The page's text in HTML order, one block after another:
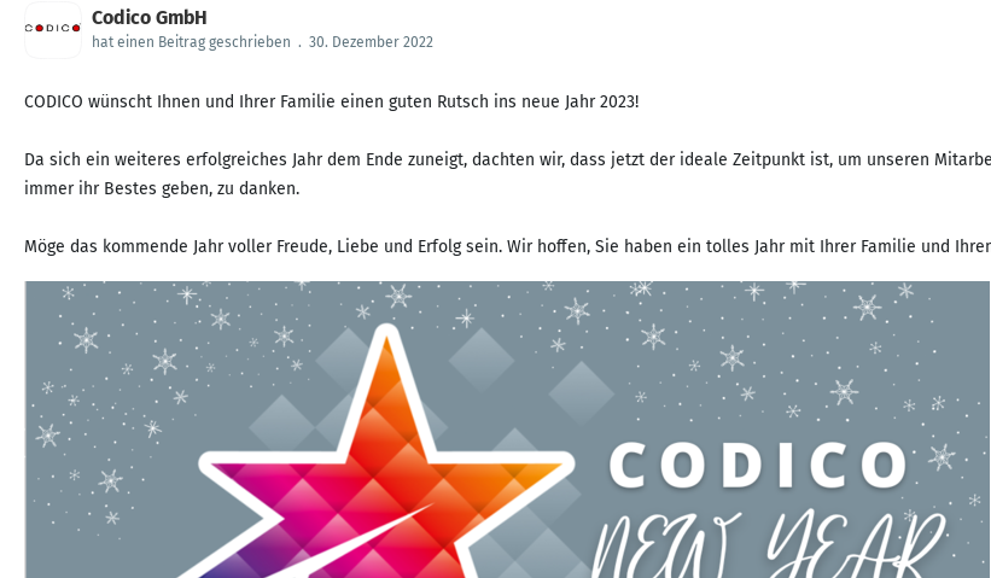
Codico GmbH
hat einen Beitrag geschrieben . 30. Dezember 2022
CODICO wünscht Ihnen und Ihrer Familie einen guten Rutsch ins neue Jahr 2023!
Da sich ein weiteres erfolgreiches Jahr dem Ende zuneigt, dachten wir, dass jetzt der ideale Zeitpunkt ist, um unseren
immer ihr Bestes geben, zu danken.
Möge das kommende Jahr voller Freude, Liebe und Erfolg sein. Wir hoffen, Sie haben ein tolles Jahr mit Ihrer Familie und